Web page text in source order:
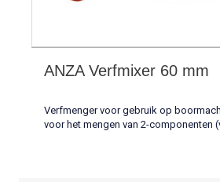
ANZA Verfmixer 60 mm
Verfmenger voor gebruik op
voor het mengen van 2-componenten